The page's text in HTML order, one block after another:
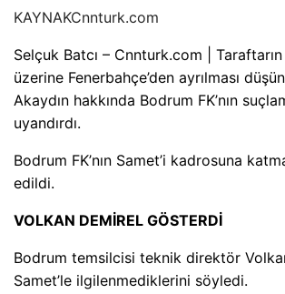
KAYNAKCnnturk.com
Selçuk Batcı – Cnnturk.com |
üzerine Fenerbahçe’den ayrılması
Akaydın hakkında Bodrum FK’nın
uyandırdı.
Bodrum FK’nın Samet’i kadrosuna
edildi.
VOLKAN DEMİREL GÖSTERDİ
Bodrum temsilcisi teknik direktör
Samet’le ilgilenmediklerini söyledi.